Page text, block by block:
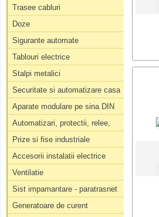
Trasee cabluri
Doze
Sigurante automate
Tablouri electrice
Stalpi metalici
Securitate si automatizare casa
Aparate modulare pe sina DIN
Automatizari, protectii, relee,
Prize si fise industriale
Accesorii instalatii electrice
Ventilatie
Sist impamantare - paratrasnet
Generatoare de curent